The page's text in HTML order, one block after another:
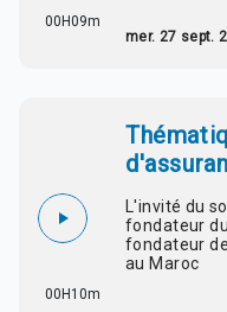
00H09m
mer. 27 sept.
00H10m
L'invité du
fondateur
fondateur
au Maroc